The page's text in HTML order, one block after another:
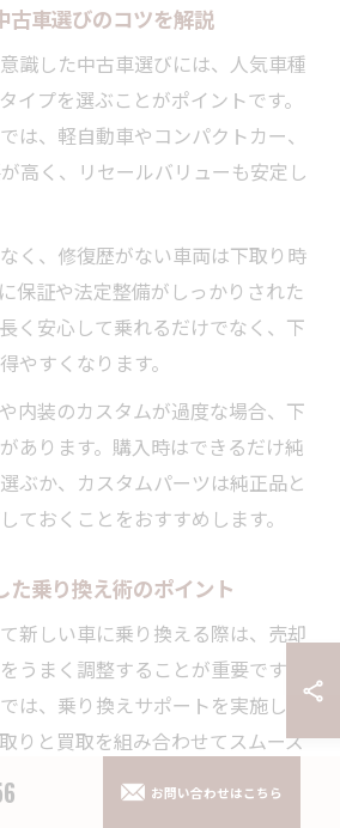
古車選びのコツを解説
識した中古車選びには、人気車種
イプを選ぶことがポイントです。
は、軽自動車やコンパクトカー、
高く、リセールバリューも安定し
く、修復歴がない車両は下取り時
保証や法定整備がしっかりされた
く安心して乗れるだけでなく、下
やすくなります。
内装のカスタムが過度な場合、下
あります。購入時はできるだけ純
ぶか、カスタムパーツは純正品と
ておくことをおすすめします。
た乗り換え術のポイント
新しい車に乗り換える際は、売却
うまく調整することが重要です。
は、乗り換えサポートを実施して
りと買取を組み合わせてスムーズ
ます。
お問い合わせはこちら